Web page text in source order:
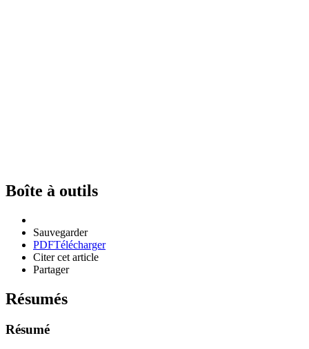
Boîte à outils
Sauvegarder
PDFTélécharger
Citer cet article
Partager
Résumés
Résumé